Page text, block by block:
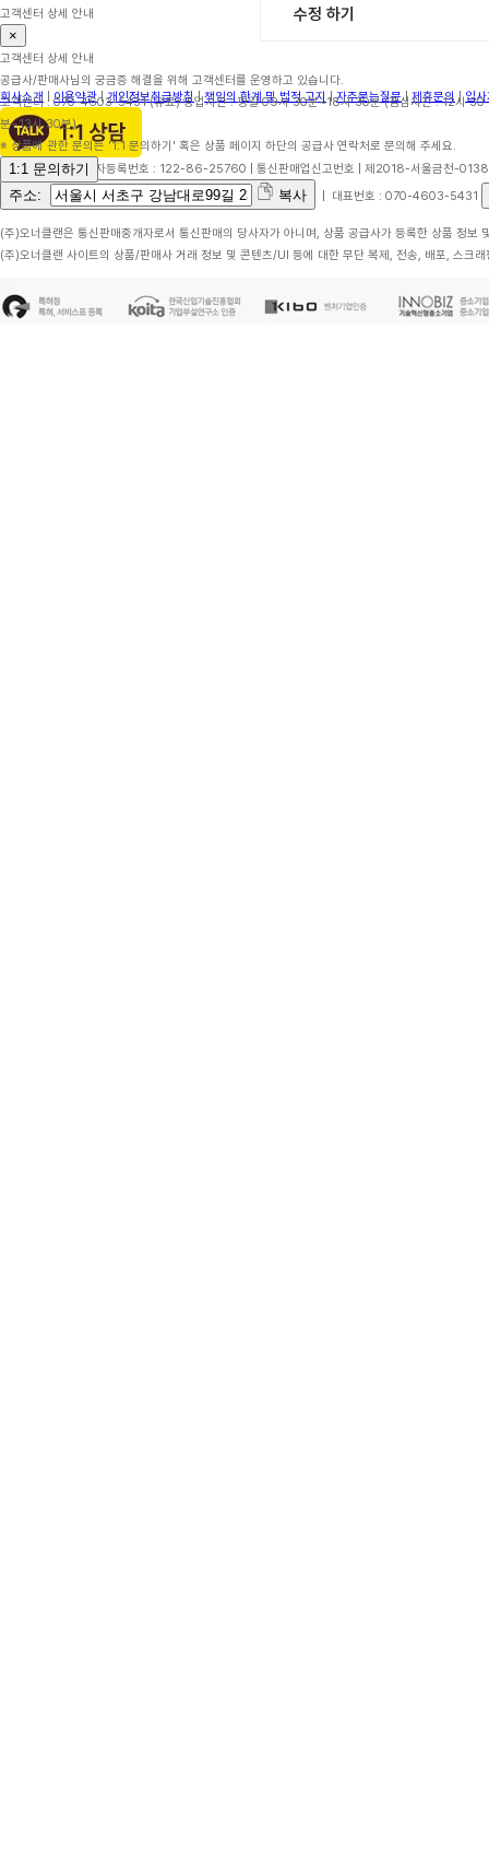
수정 하기